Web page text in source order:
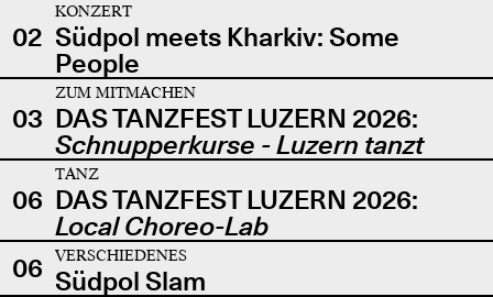
02
KONZERT
Südpol meets Kharkiv: Some
People
03
ZUM MITMACHEN
DAS TANZFEST LUZERN 2026:
Schnupperkurse - Luzern tanzt
06
TANZ
DAS TANZFEST LUZERN 2026:
Local Choreo-Lab
06
VERSCHIEDENES
Südpol Slam